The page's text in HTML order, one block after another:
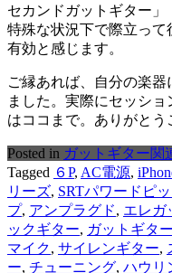
セカンドガットギター」
特殊な状況下で際立って
有効と感じます。
ご縁あれば、自分の楽
ました。実際にセッシ
はココまで。ありがとう
Posted in ガットギター関
Tagged ６P, AC電源,
リーズ, SRTパワードピ
プ, アンプラグド, エレガ
ックギター, ガットギター
マイク, サイレンギター,
ー, チューニング, ハウリ